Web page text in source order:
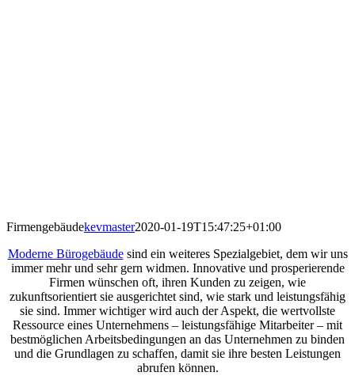
Firmengebäudekevmaster2020-01-19T15:47:25+01:00
Moderne Bürogebäudesind ein weiteres Spezialgebiet, dem wir uns
immer mehr und sehr gern widmen. Innovative und prosperierende
Firmen wünschen oft, ihren Kunden zu zeigen, wie
zukunftsorientiert sie ausgerichtet sind, wie stark und leistungsfähig
sie sind. Immer wichtiger wird auch der Aspekt, die wertvollste
Ressource eines Unternehmens – leistungsfähige Mitarbeiter – mit
bestmöglichen Arbeitsbedingungen an das Unternehmen zu binden
und die Grundlagen zu schaffen, damit sie ihre besten Leistungen
abrufen können.